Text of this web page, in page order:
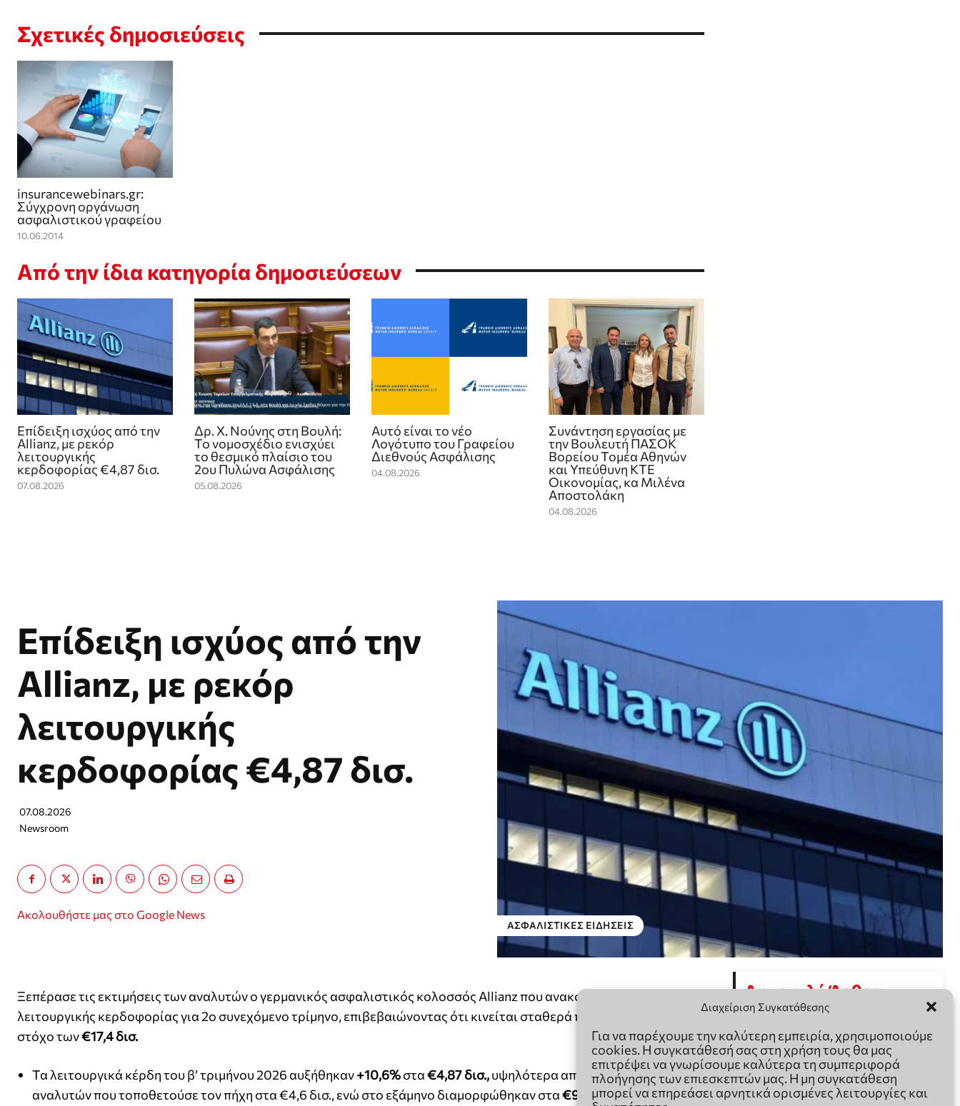
Διαχείριση Συγκατάθεσης
Για να παρέχουμε την καλύτερη εμπειρία, χρησιμοποιούμε
cookies. Η συγκατάθεσή σας στη χρήση τους θα μας
επιτρέψει να γνωρίσουμε καλύτερα τη συμπεριφορά
πλοήγησης των επιεσκεπτών μας. Η μη συγκατάθεση
μπορεί να επηρεάσει αρνητικά ορισμένες λειτουργίες και
Σχετικές δημοσιεύσεις
insurancewebinars.gr:
Σύγχρονη οργάνωση
ασφαλιστικού γραφείου
10.06.2014
Από την ίδια κατηγορία δημοσιεύσεων
Επίδειξη ισχύος από την
Allianz, με ρεκόρ
λειτουργικής
κερδοφορίας €4,87 δισ.
07.08.2026
Δρ. Χ. Νούνης στη Βουλή:
Το νομοσχέδιο ενισχύει
το θεσμικό πλαίσιο του
2ου Πυλώνα Ασφάλισης
05.08.2026
Αυτό είναι το νέο
Λογότυπο του Γραφείου
Διεθνούς Ασφάλισης
04.08.2026
Συνάντηση εργασίας με
την Βουλευτή ΠΑΣΟΚ
Βορείου Τομέα Αθηνών
και Υπεύθυνη ΚΤΕ
Οικονομίας, κα Μιλένα
Αποστολάκη
04.08.2026